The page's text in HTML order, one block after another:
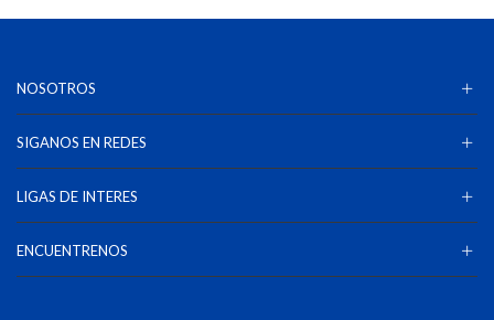
NOSOTROS
SIGANOS EN REDES
LIGAS DE INTERES
ENCUENTRENOS